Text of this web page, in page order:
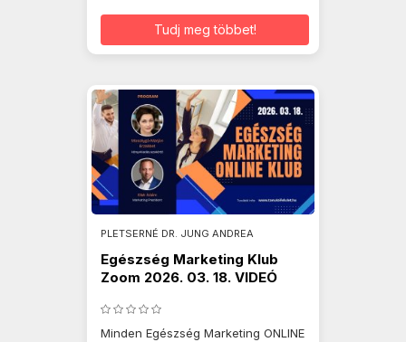
Tudj meg többet!
PLETSERNÉ DR. JUNG ANDREA
Egészség Marketing Klub
Zoom 2026. 03. 18. VIDEÓ
Minden Egészség Marketing ONLINE